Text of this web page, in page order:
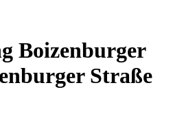
Boizenburger
Straße